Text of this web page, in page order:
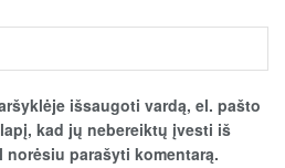
išsaugoti vardą, el. pašto
kad jų nebereiktų įvesti iš
parašyti komentarą.